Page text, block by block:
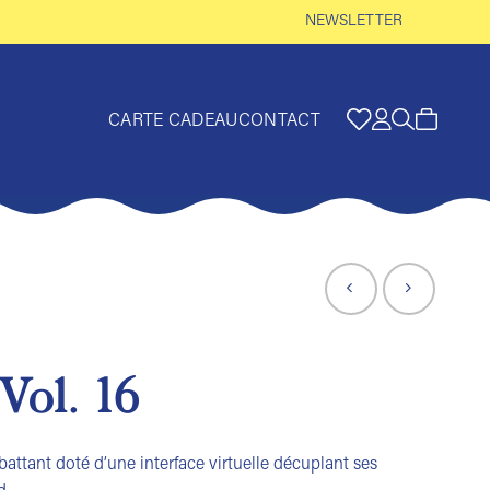
NEWSLETTER
CARTE CADEAUCONTACT
16
doté d’une interface virtuelle décuplant ses